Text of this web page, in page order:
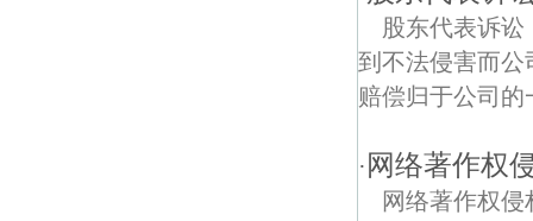
股东代表诉
到不法侵害而公
赔偿归于公司
· 网络著作权
网络著作权